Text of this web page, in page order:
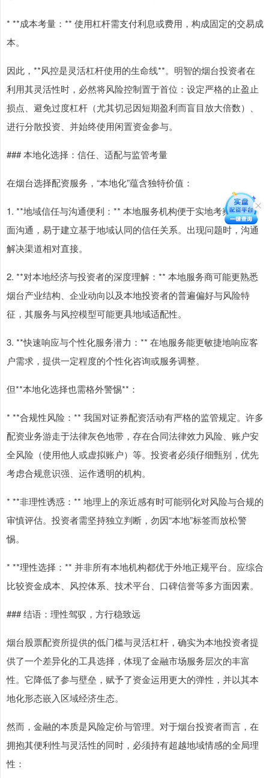
* **成本考量：** 使用杠杆需支付利息或费用，构成固定的交易成
本。
因此，**风控是灵活杠杆使用的生命线**。明智的烟台投资者在
利用其灵活性时，必然将风险控制置于首位：设定严格的止盈止
损点、避免过度杠杆（尤其切忌因短期盈利而盲目放大倍数）、
进行分散投资、并始终使用闲置资金参与。
### 本地化选择：信任、适配与监管考量
在烟台选择配资服务，“本地化”蕴含独特价值：
1. **地域信任与沟通便利：** 本地服务机构便于实地考察、面对
面沟通，易于建立基于地域认同的信任关系。出现问题时，沟通
解决渠道相对直接。
2. **对本地经济与投资者的深度理解：** 本地服务商可能更熟悉
烟台产业结构、企业动向以及本地投资者的普遍偏好与风险特
征，其服务与风控模型可能更具地域适配性。
3. **快速响应与个性化服务潜力：** 在地服务能更敏捷地响应客
户需求，提供一定程度的个性化咨询或服务调整。
但**本地化选择也需格外警惕**：
* **合规性风险：** 我国对证券配资活动有严格的监管规定。许多
配资业务游走于法律灰色地带，存在合同法律效力风险、账户安
全风险（使用他人或虚拟账户）等。投资者必须仔细甄别，优先
考虑合规意识强、运作透明的机构。
* **非理性诱惑：** 地理上的亲近感有时可能弱化对风险与合规的
审慎评估。投资者需坚持独立判断，勿因“本地”标签而放松警
惕。
* **理性选择：** 并非所有本地机构都优于外地正规平台。应综合
比较资金成本、风控体系、技术平台、口碑信誉等多方面因素。
### 结语：理性驾驭，方行稳致远
烟台股票配资所提供的低门槛与灵活杠杆，确实为本地投资者提
供了一个差异化的工具选择，体现了金融市场服务层次的丰富
性。它降低了参与壁垒，赋予了资金运用更大的弹性，并以其本
地化形态嵌入区域经济生态。
然而，金融的本质是风险定价与管理。对于烟台投资者而言，在
拥抱其便利性与灵活性的同时，必须持有超越地域情感的全局理
性：